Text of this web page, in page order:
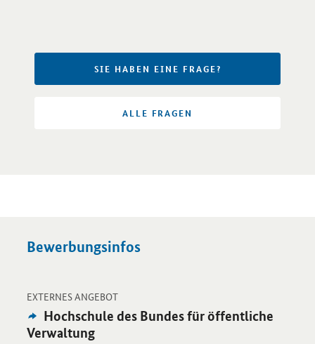
SIE HABEN EINE FRAGE?
ALLE FRAGEN
Bewerbungsinfos
EXTERNES ANGEBOT-
Externes
Angebot:
Hochschule des Bundes für öffentliche
Verwaltung
Öffnet Einzelsicht